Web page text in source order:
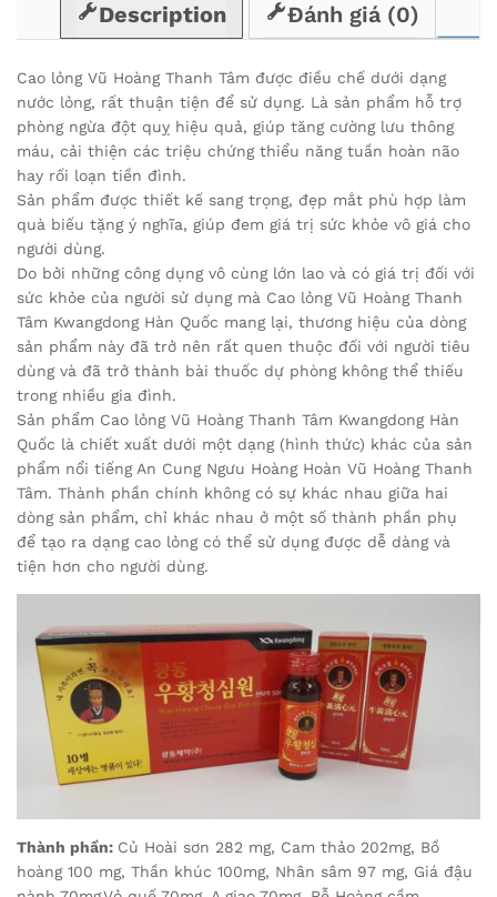
Description Đánh giá (0)
Cao lỏng Vũ Hoàng Thanh Tâm được điều chế dưới dạng
nước lỏng, rất thuận tiện để sử dụng. Là sản phẩm hỗ trợ
phòng ngừa đột quỵ hiệu quả, giúp tăng cường lưu thông
máu, cải thiện các triệu chứng thiểu năng tuần hoàn não
hay rối loạn tiền đình.
Sản phẩm được thiết kế sang trọng, đẹp mắt phù hợp làm
quà biếu tặng ý nghĩa, giúp đem giá trị sức khỏe vô giá cho
người dùng.
Do bởi những công dụng vô cùng lớn lao và có giá trị đối với
sức khỏe của người sử dụng mà Cao lỏng Vũ Hoàng Thanh
Tâm Kwangdong Hàn Quốc mang lại, thương hiệu của dòng
sản phẩm này đã trở nên rất quen thuộc đối với người tiêu
dùng và đã trở thành bài thuốc dự phòng không thể thiếu
trong nhiều gia đình.
Sản phẩm Cao lỏng Vũ Hoàng Thanh Tâm Kwangdong Hàn
Quốc là chiết xuất dưới một dạng (hình thức) khác của sản
phẩm nổi tiếng An Cung Ngưu Hoàng Hoàn Vũ Hoàng Thanh
Tâm. Thành phần chính không có sự khác nhau giữa hai
dòng sản phẩm, chỉ khác nhau ở một số thành phần phụ
để tạo ra dạng cao lỏng có thể sử dụng được dễ dàng và
tiện hơn cho người dùng.
Thành phần: Củ Hoài sơn 282 mg, Cam thảo 202mg, Bồ
hoàng 100 mg, Thần khúc 100mg, Nhân sâm 97 mg, Giá đậu